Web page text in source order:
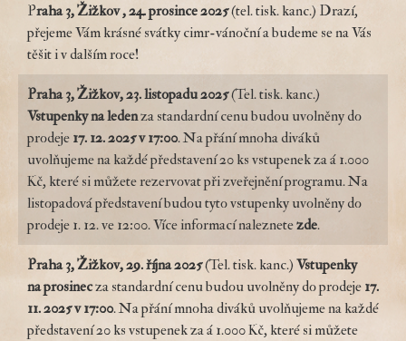
Praha 3, Žižkov , 24. prosince 2025(tel. tisk. kanc.) Drazí,
přejeme Vám krásné svátky cimr-vánoční a budeme se na Vás
těšit i v dalším roce!
Praha 3, Žižkov, 23. listopadu 2025(Tel. tisk. kanc.)
Vstupenky naledenza standardní cenu budou uvolněny do
prodeje 17. 12. 2025 v 17:00. Na přání mnoha diváků
uvolňujeme na každé představení 20 ks vstupenek za á 1.000
Kč, které si můžete rezervovat při zveřejnění programu. Na
listopadová představení budou tyto vstupenky uvolněny do
prodeje 1. 12. ve 12:00. Více informací naleznetezde.
Praha 3, Žižkov, 29. října 2025(Tel. tisk. kanc.) Vstupenky
naprosinecza standardní cenu budou uvolněny do prodeje 17.
11. 2025 v 17:00. Na přání mnoha diváků uvolňujeme na každé
představení 20 ks vstupenek za á 1.000 Kč, které si můžete